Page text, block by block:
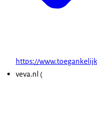
https://
veva.nl (